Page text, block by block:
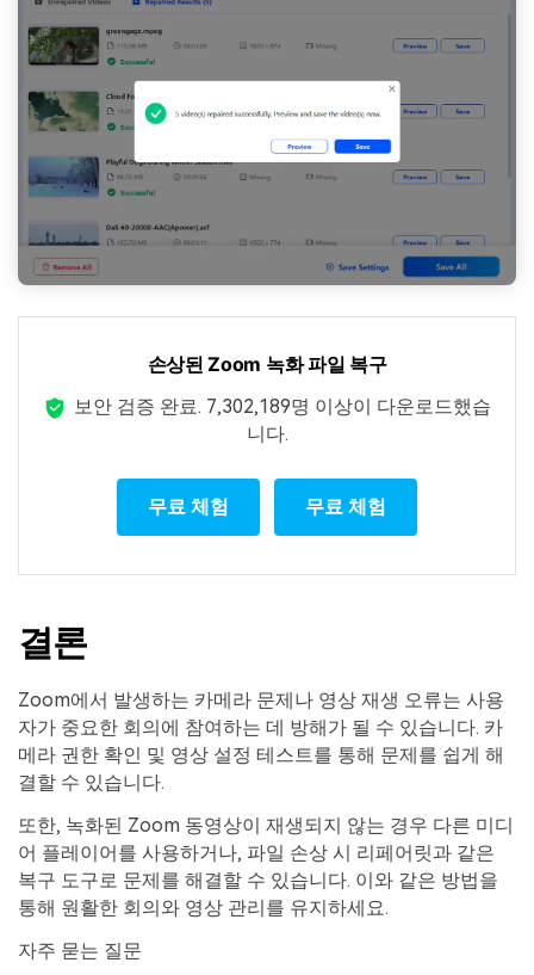
손상된 Zoom 녹화 파일 복구
보안 검증 완료. 7,302,189명 이상이 다운로드했습
니다.
무료 체험 무료 체험
결론
Zoom에서 발생하는 카메라 문제나 영상 재생 오류는 사용
자가 중요한 회의에 참여하는 데 방해가 될 수 있습니다. 카
메라 권한 확인 및 영상 설정 테스트를 통해 문제를 쉽게 해
결할 수 있습니다.
또한, 녹화된 Zoom 동영상이 재생되지 않는 경우 다른 미디
어 플레이어를 사용하거나, 파일 손상 시 리페어릿과 같은
복구 도구로 문제를 해결할 수 있습니다. 이와 같은 방법을
통해 원활한 회의와 영상 관리를 유지하세요.
자주 묻는 질문